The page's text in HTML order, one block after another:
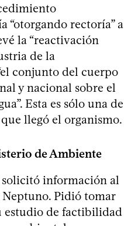
“otorgando rectoría” a
la “reactivación
de la
conjunto del cuerpo
y nacional sobre el
Esta es sólo una de
llegó el organismo.
de Ambiente
información al
Pidió tomar
estudio de factibilidad